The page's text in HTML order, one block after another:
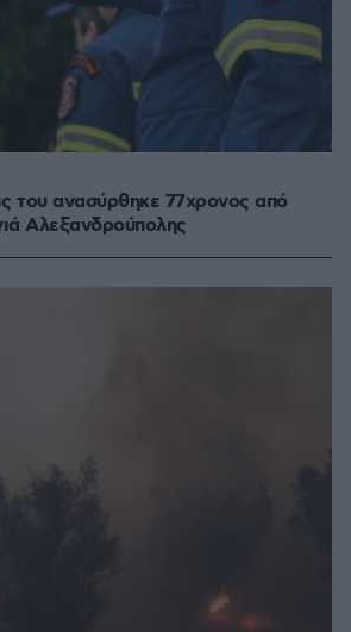
του ανασύρθηκε 77χρονος από
Αλεξανδρούπολης